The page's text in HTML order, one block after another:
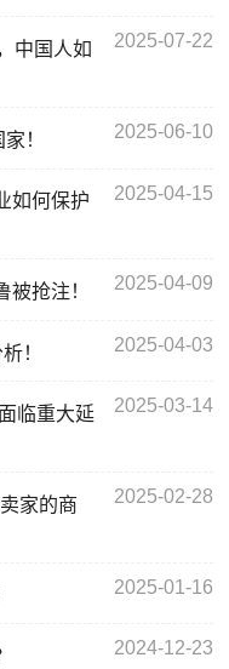
中国人如
2025-07-22
！ 2025-06-10
如何保护
2025-04-15
抢注！ 2025-04-09
！ 2025-04-03
临重大延
2025-03-14
家的商
2025-02-28
2025-01-16
2024-12-23